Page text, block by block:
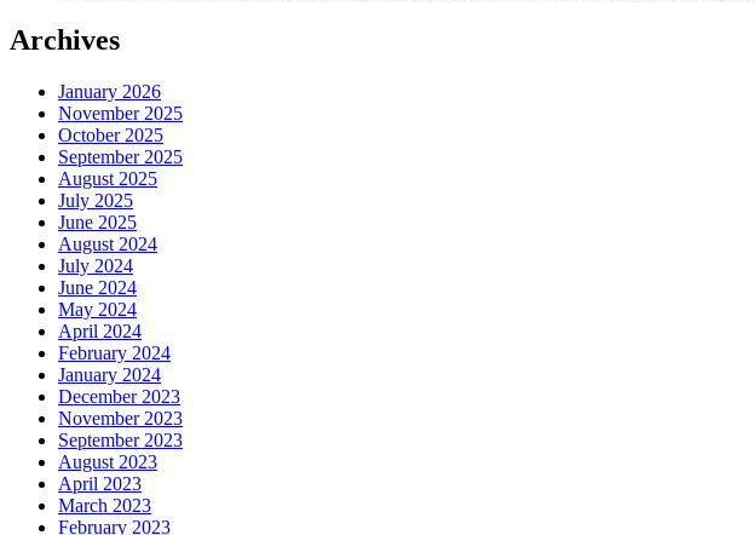
Archives
January 2026
November 2025
October 2025
September 2025
August 2025
July 2025
June 2025
August 2024
July 2024
June 2024
May 2024
April 2024
February 2024
January 2024
December 2023
November 2023
September 2023
August 2023
April 2023
March 2023
February 2023